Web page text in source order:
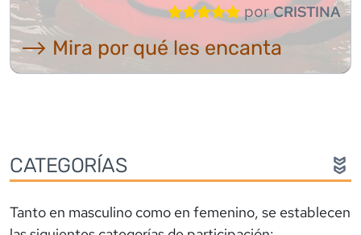
porCRISTINA
⟶ Mira por qué les encanta
CATEGORÍAS
Tanto en masculino como en femenino, se establecen